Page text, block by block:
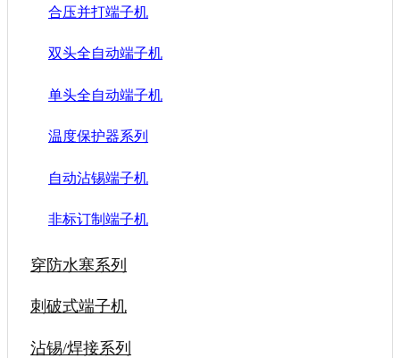
合压并打端子机
双头全自动端子机
单头全自动端子机
温度保护器系列
自动沾锡端子机
非标订制端子机
穿防水塞系列
刺破式端子机
沾锡/焊接系列